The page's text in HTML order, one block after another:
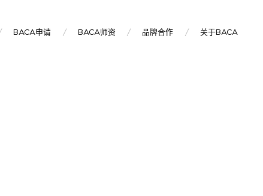
BACA申请 BACA师资 品牌合作 关于BACA